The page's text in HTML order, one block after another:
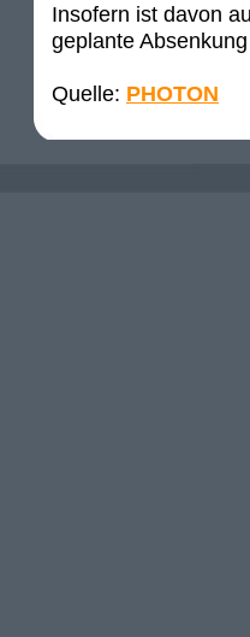
Insofern ist davon
geplante
Quelle: PHOTON